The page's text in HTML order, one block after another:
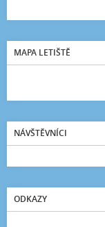
MAPA LETIŠTĚ
NÁVŠTĚVNÍCI
ODKAZY